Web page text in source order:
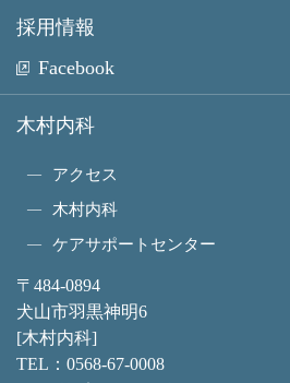
採用情報
Facebook
木村内科
アクセス
木村内科
ケアサポートセンター
〒484-0894
犬山市羽黒神明6
[木村内科]
TEL： 0568-67-0008